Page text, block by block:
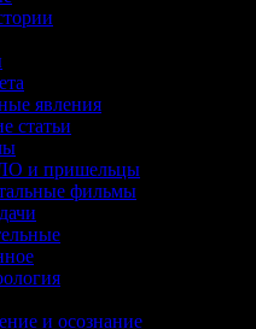
явления
статьи
и пришельцы
фильмы
и осознание